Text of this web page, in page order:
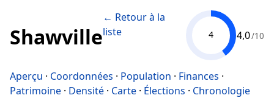
Shawville
← Retour à la
liste
4 4,0/10
Aperçu · Coordonnées · Population · Finances ·
Patrimoine · Densité · Carte · Élections · Chronologie